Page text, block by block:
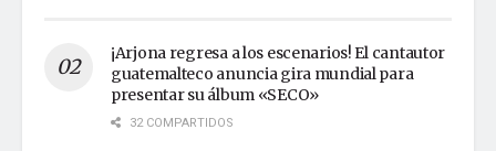
¡Arjona regresa a los escenarios! El cantautor
guatemalteco anuncia gira mundial para
presentar su álbum «SECO»
32 COMPARTIDOS